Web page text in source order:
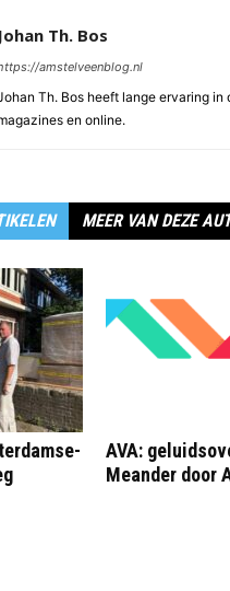
Johan Th. Bos
amstelveenblog.nl
Th. Bos heeft lange ervaring
en online.
MEER VAN DEZE
AVA:
Meander door